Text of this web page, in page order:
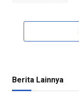
Berita Lainnya